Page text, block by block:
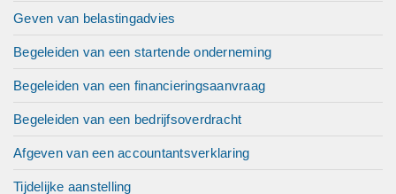
Geven van belastingadvies
Begeleiden van een startende onderneming
Begeleiden van een financieringsaanvraag
Begeleiden van een bedrijfsoverdracht
Afgeven van een accountantsverklaring
Tijdelijke aanstelling